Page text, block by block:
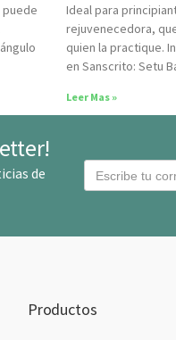
puede
Ideal para
rejuvenecedora,
quien la practique.
en Sanscrito: Setu
Leer Mas »
de
o
r
l
Productos